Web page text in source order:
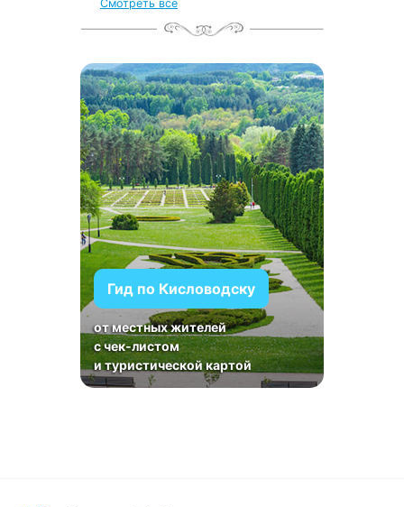
Смотреть все
Гид по Кисловодску
от местных жителей
с чек-листом
и туристической картой